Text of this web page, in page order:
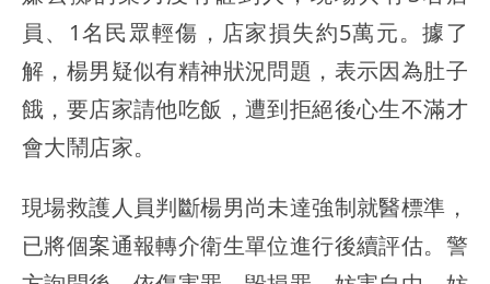
員、1名民眾輕傷，店家損失約5萬元。據了
解，楊男疑似有精神狀況問題，表示因為肚子
餓，要店家請他吃飯，遭到拒絕後心生不滿才
會大鬧店家。
現場救護人員判斷楊男尚未達強制就醫標準，
已將個案通報轉介衛生單位進行後續評估。警